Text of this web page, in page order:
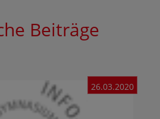
Beiträge
26.03.2020